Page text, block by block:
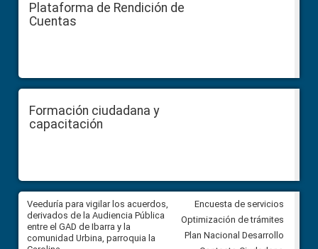
Plataforma de Rendición de
Cuentas
Formación ciudadana y
capacitación
Veeduría para vigilar los acuerdos,
derivados de la Audiencia Pública
entre el GAD de Ibarra y la
comunidad Urbina, parroquia la
CPCCS convoca a Veeduría
Ciudadana para vigilar el
Encuesta de servicios
Optimización de trámites
Plan Nacional Desarrollo